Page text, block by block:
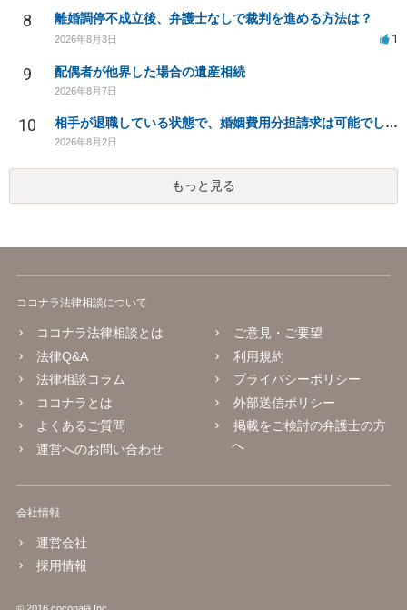
8 離婚調停不成立後、弁護士なしで裁判を進める方法は？
2026年8月3日 1
9 配偶者が他界した場合の遺産相続
2026年8月7日
10 相手が退職している状態で、婚姻費用分担請求は可能でしょうか？
2026年8月2日
もっと見る
ココナラ法律相談について
ココナラ法律相談とは
法律Q&A
法律相談コラム
ココナラとは
よくあるご質問
運営へのお問い合わせ
ご意見・ご要望
利用規約
プライバシーポリシー
外部送信ポリシー
掲載をご検討の弁護士の方
へ
会社情報
運営会社
採用情報